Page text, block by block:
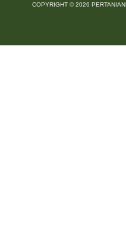
COPYRIGHT © 2026